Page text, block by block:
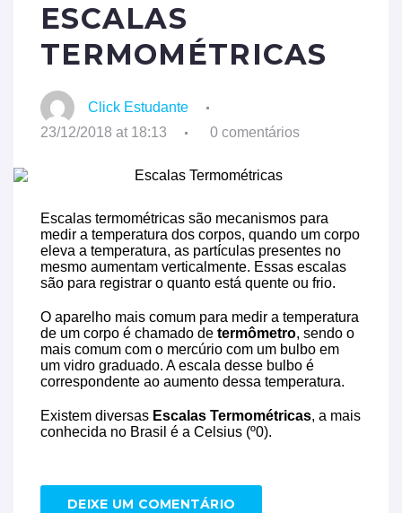
ESCALAS
TERMOMÉTRICAS
Click Estudante
23/12/2018 at 18:13
0 comentários
Escalas termométricas são mecanismos para
medir a temperatura dos corpos, quando um corpo
eleva a temperatura, as partículas presentes no
mesmo aumentam verticalmente. Essas escalas
são para registrar o quanto está quente ou frio.
O aparelho mais comum para medir a temperatura
de um corpo é chamado de termômetro, sendo o
mais comum com o mercúrio com um bulbo em
um vidro graduado. A escala desse bulbo é
correspondente ao aumento dessa temperatura.
Existem diversas Escalas Termométricas, a mais
conhecida no Brasil é a Celsius (º0).
DEIXE UM COMENTÁRIO